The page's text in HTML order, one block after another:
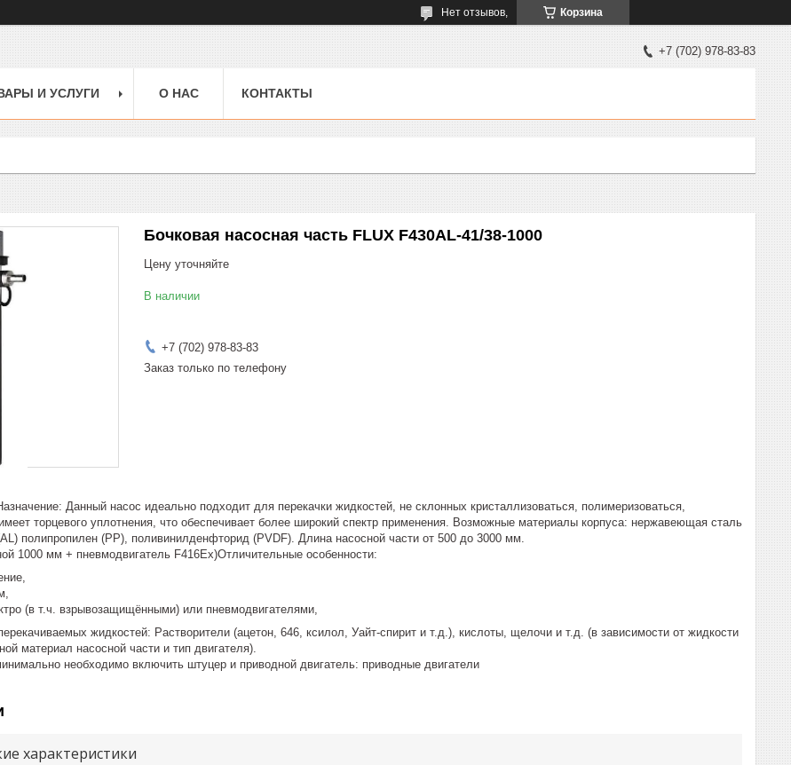
Корзина
Нет отзывов,
+7 (702) 978-83-83
И УСЛУГИ О НАС КОНТАКТЫ
Бочковая насосная часть FLUX F430AL-41/38-1000
Цену уточняйте
В наличии
+7 (702) 978-83-83
Заказ только по телефону
Данный насос идеально подходит для перекачки жидкостей, не склонных кристаллизоваться, полимеризоваться,
торцевого уплотнения, что обеспечивает более широкий спектр применения. Возможные материалы корпуса: нержавеющая сталь
полипропилен (РР), поливинилденфторид (PVDF). Длина насосной части от 500 до 3000 мм.
1000 мм + пневмодвигатель F416Ex)Отличительные особенности:
(в т.ч. взрывозащищёнными) или пневмодвигателями,
жидкостей: Растворители (ацетон, 646, ксилол, Уайт-спирит и т.д.), кислоты, щелочи и т.д. (в зависимости от жидкости
материал насосной части и тип двигателя).
необходимо включить штуцер и приводной двигатель: приводные двигатели
характеристики